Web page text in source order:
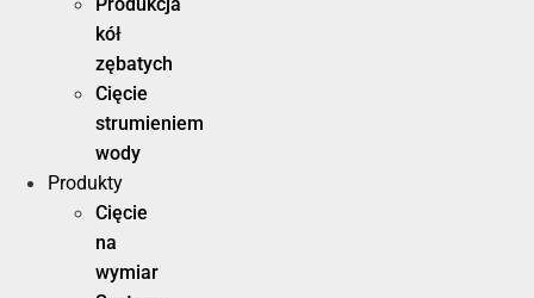
kół
zębatych
Cięcie
strumieniem
wody
Produkty
Cięcie
na
wymiar